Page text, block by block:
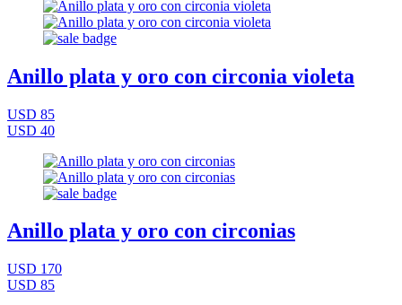
Anillo plata y oro con circonia violeta
USD 85
USD 40
Anillo plata y oro con circonias
USD 170
USD 85